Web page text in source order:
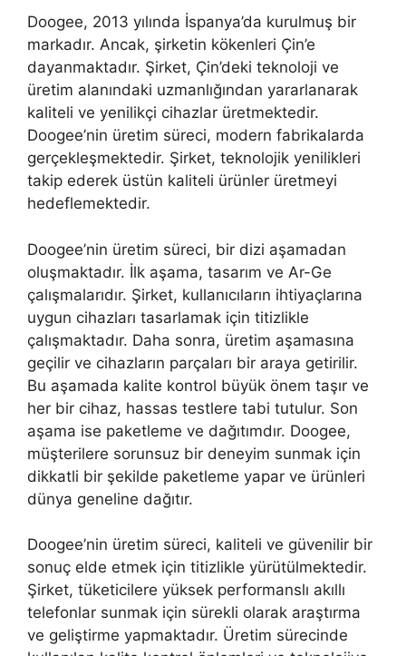
Doogee, 2013 yılında İspanya’da kurulmuş bir
markadır. Ancak, şirketin kökenleri Çin’e
dayanmaktadır. Şirket, Çin’deki teknoloji ve
üretim alanındaki uzmanlığından yararlanarak
kaliteli ve yenilikçi cihazlar üretmektedir.
Doogee’nin üretim süreci, modern fabrikalarda
gerçekleşmektedir. Şirket, teknolojik yenilikleri
takip ederek üstün kaliteli ürünler üretmeyi
hedeflemektedir.
Doogee’nin üretim süreci, bir dizi aşamadan
oluşmaktadır. İlk aşama, tasarım ve Ar-Ge
çalışmalarıdır. Şirket, kullanıcıların ihtiyaçlarına
uygun cihazları tasarlamak için titizlikle
çalışmaktadır. Daha sonra, üretim aşamasına
geçilir ve cihazların parçaları bir araya getirilir.
Bu aşamada kalite kontrol büyük önem taşır ve
her bir cihaz, hassas testlere tabi tutulur. Son
aşama ise paketleme ve dağıtımdır. Doogee,
müşterilere sorunsuz bir deneyim sunmak için
dikkatli bir şekilde paketleme yapar ve ürünleri
dünya geneline dağıtır.
Doogee’nin üretim süreci, kaliteli ve güvenilir bir
sonuç elde etmek için titizlikle yürütülmektedir.
Şirket, tüketicilere yüksek performanslı akıllı
telefonlar sunmak için sürekli olarak araştırma
ve geliştirme yapmaktadır. Üretim sürecinde